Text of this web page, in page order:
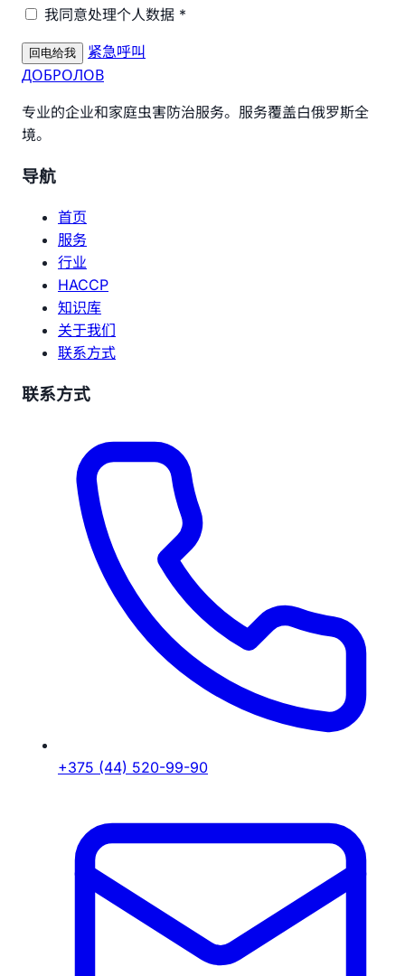
我同意处理个人数据 *
回电给我
紧急呼叫
ДОБРОЛОВ
专业的企业和家庭虫害防治服务。服务覆盖白俄罗斯全
境。
导航
首页
服务
行业
HACCP
知识库
关于我们
联系方式
联系方式
+375 (44) 520-99-90